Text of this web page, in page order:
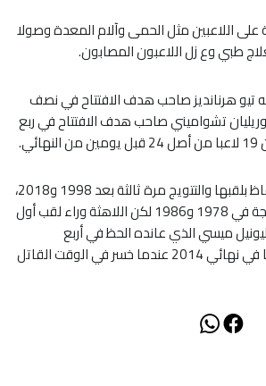
اللاعبين مثل الحمى وآلام المعدة وصولا
طبي وع زل اللاعبون المصابون.
تيو هرنانديز صاحب هدف الافتتاح في نصف
تشواميني صاحب هدف الافتتاح في ربع
وتبحث فرنسا عن الاحتفاظ بلقبها والتتويج مرة ثالثة بعد 1998 و2018،
على غرار الأرجنتين المتوجة في 1978 و1986 لكن اللاهثة وراء لقب أول
ميسي الذي عانده الحظ في أربع
مشاركات سابقة، أبرزها في نهائي 2014 عندما خسر في الوقت القاتل